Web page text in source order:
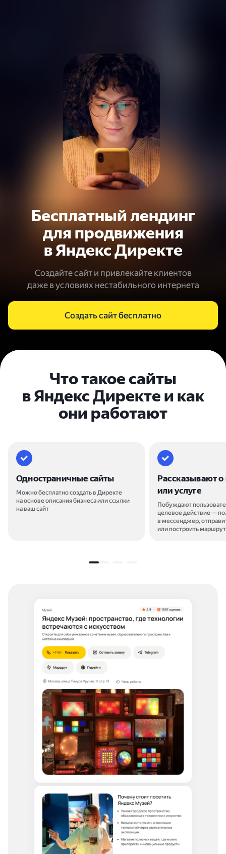
Бесплатный лендинг
для продвижения
в Яндекс Директе
Создайте сайт и привлекайте клиентов
даже в условиях нестабильного интернета
Создать сайт бесплатно
Что такое сайты
в Яндекс Директе и как
они работают
Одностраничные сайты
Можно бесплатно создать в Директе
на основе описания бизнеса или ссылки
на ваш сайт
Рассказывают о
или услуге
Побуждают
целевое действие —
в мессенджер,
или построить маршрут